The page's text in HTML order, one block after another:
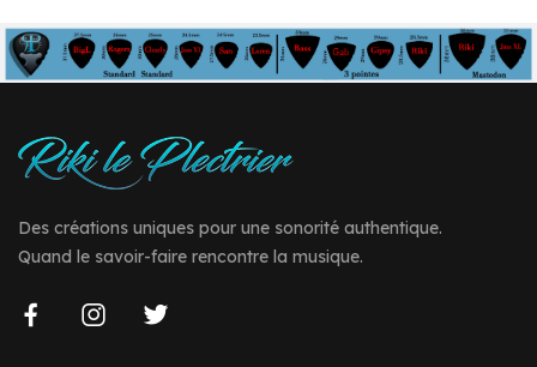
Des créations uniques pour une sonorité authentique.
Quand le savoir-faire rencontre la musique.